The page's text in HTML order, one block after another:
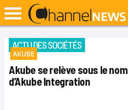
ACTU DES SOCIÉTÉS
AKUBE
Akube se relève sous le nom
d’Akube Integration